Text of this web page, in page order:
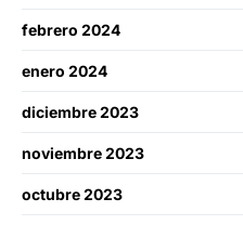
febrero 2024
enero 2024
diciembre 2023
noviembre 2023
octubre 2023